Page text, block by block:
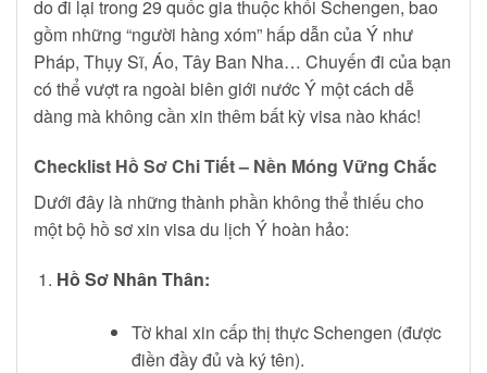
do đi lại trong 29 quốc gia thuộc khối Schengen, bao
gồm những “người hàng xóm” hấp dẫn của Ý như
Pháp, Thụy Sĩ, Áo, Tây Ban Nha… Chuyến đi của bạn
có thể vượt ra ngoài biên giới nước Ý một cách dễ
dàng mà không cần xin thêm bất kỳ visa nào khác!
Checklist Hồ Sơ Chi Tiết – Nền Móng Vững Chắc
Dưới đây là những thành phần không thể thiếu cho
một bộ hồ sơ xin visa du lịch Ý hoàn hảo:
Hồ Sơ Nhân Thân:
Tờ khai xin cấp thị thực Schengen (được
điền đầy đủ và ký tên).